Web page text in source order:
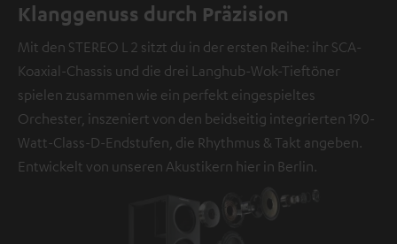
Klanggenuss durch Präzision
Mit den STEREO L 2 sitzt du in der ersten Reihe: ihr SCA-
Koaxial-Chassis und die drei Langhub-Wok-Tieftöner
spielen zusammen wie ein perfekt eingespieltes
Orchester, inszeniert von den beidseitig integrierten 190-
Watt-Class-D-Endstufen, die Rhythmus & Takt angeben.
Entwickelt von unseren Akustikern hier in Berlin.